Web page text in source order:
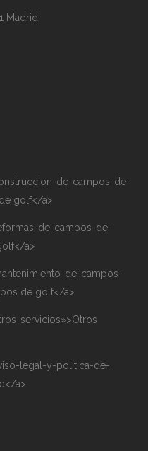
Madrid
de-campos-de-
golf</a>
de-campos-de-
a>
de-campos-
de golf</a>
servicios»>Otros
legal-y-politica-de-
a>